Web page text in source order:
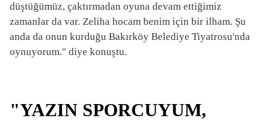
düştüğümüz, çaktırmadan oyuna devam ettiğimiz
zamanlar da var. Zeliha hocam benim için bir ilham. Şu
anda da onun kurduğu Bakırköy Belediye Tiyatrosu'nda
oynuyorum." diye konuştu.
"YAZIN SPORCUYUM,